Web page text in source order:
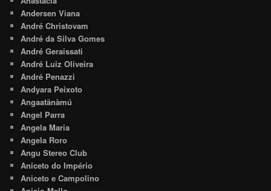
Andersen Viana
André Christovam
André da Silva Gomes
André Geraissati
André Luiz Oliveira
André Penazzi
Andyara Peixoto
Angaatãnàmú
Angel Parra
Angela Maria
Angela Roro
Angu Stereo Club
Aniceto do Império
Aniceto e Campolino